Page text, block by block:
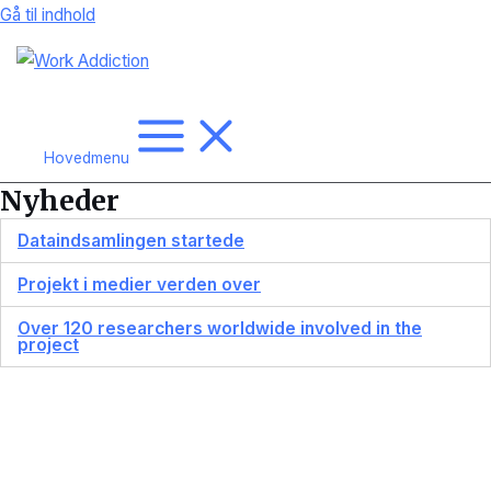
Gå til indhold
Hovedmenu
Nyheder
Dataindsamlingen startede
Projekt i medier verden over
Over 120 researchers worldwide involved in the
project